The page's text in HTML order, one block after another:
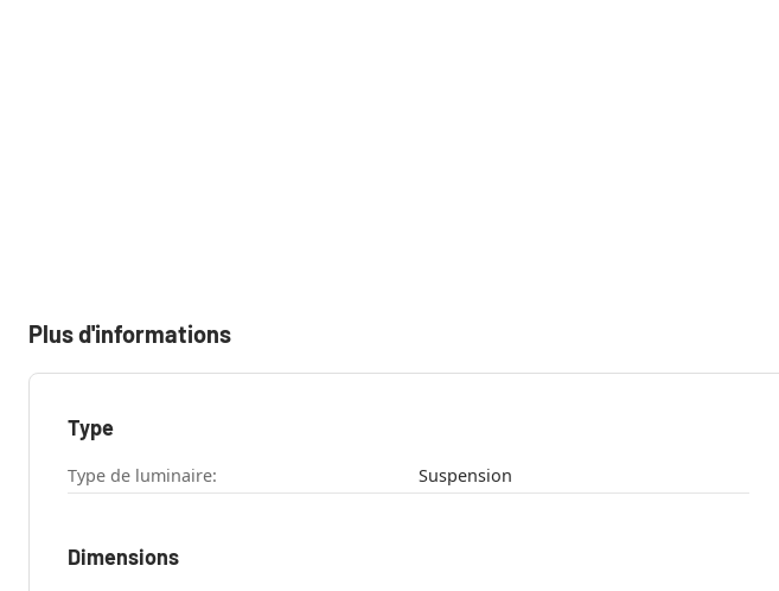
Plus d'informations
Type
Type de luminaire: Suspension
Dimensions